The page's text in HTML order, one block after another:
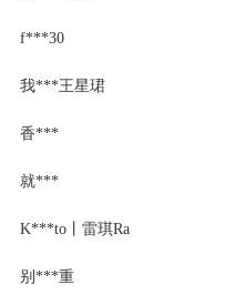
f***30
我***王星珺
香***
就***
K***to丨雷琪Ra
别***重